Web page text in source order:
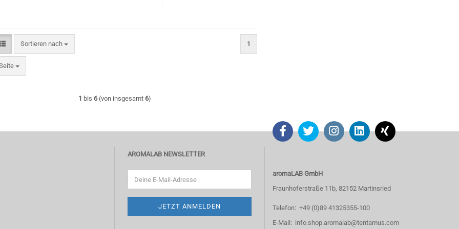
Sortieren nach
Sortieren nach 1
1 bis 6(von insgesamt 6)
AROMALAB NEWSLETTER
aromaLAB GmbH
Fraunhoferstraße 11b, 82152 Martinsried
Telefon: +49 (0)89 41325355-100
E-Mail: info.shop.aromalab@tentamus.com